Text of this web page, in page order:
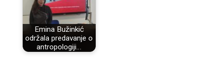
Emina Bužinkić
održala predavanje o
antropologiji…